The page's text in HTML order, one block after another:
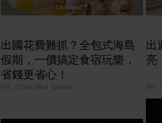
出國花費難抓？全包式海島
假期，一價搞定食宿玩樂，
省錢更省心！
PR（Club Med Taiwan）
出
亮
PR